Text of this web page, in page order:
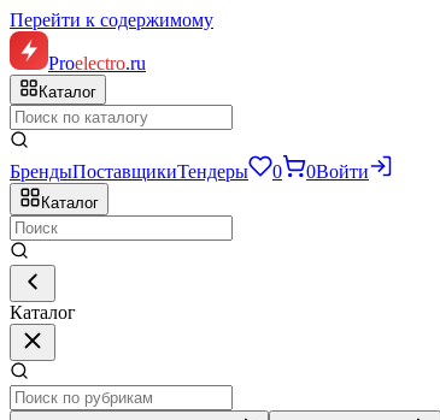
Перейти к содержимому
Proelectro.ru
Каталог
БрендыПоставщикиТендеры 0 0Войти
Каталог
Каталог